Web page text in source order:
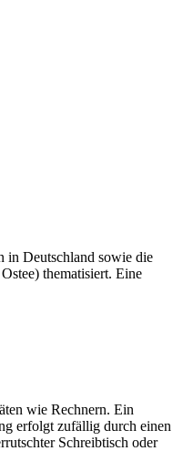
in Deutschland sowie die
thematisiert. Eine
wie Rechnern. Ein
erfolgt zufällig durch einen
Schreibtisch oder